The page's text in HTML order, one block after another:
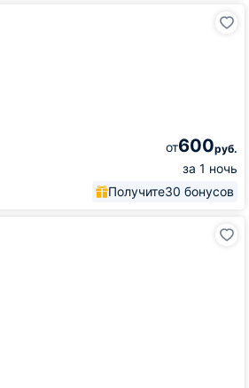
от600руб.
за 1 ночь
Получите30 бонусов